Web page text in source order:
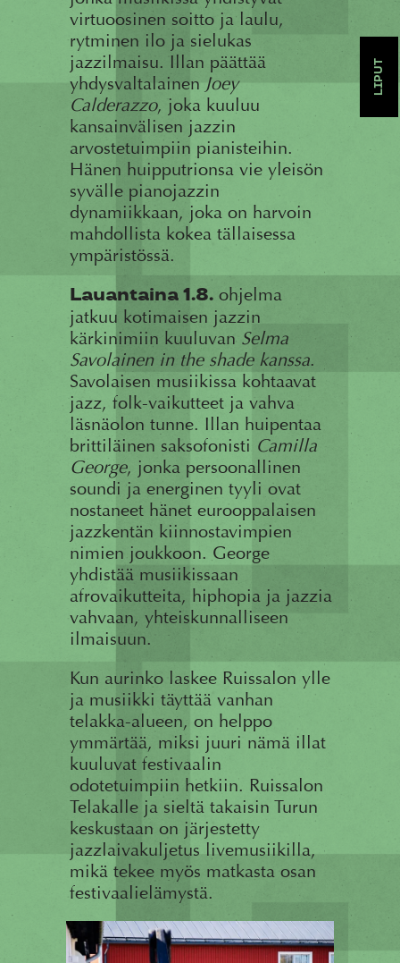
LIPUT
virtuoosinen soitto ja laulu,
rytminen ilo ja sielukas
jazzilmaisu. Illan päättää
yhdysvaltalainenJoey
Calderazzo, joka kuuluu
kansainvälisen jazzin
arvostetuimpiin pianisteihin.
Hänen huipputrionsa vie yleisön
syvälle pianojazzin
dynamiikkaan, joka on harvoin
mahdollista kokea tällaisessa
ympäristössä.
Lauantaina 1.8.ohjelma
jatkuu kotimaisen jazzin
kärkinimiin kuuluvan Selma
Savolainen in the shade kanssa.
Savolaisen musiikissa kohtaavat
jazz, folk-vaikutteet ja vahva
läsnäolon tunne. Illan huipentaa
brittiläinen saksofonisti Camilla
George, jonka persoonallinen
soundi ja energinen tyyli ovat
nostaneet hänet eurooppalaisen
jazzkentän kiinnostavimpien
nimien joukkoon. George
yhdistää musiikissaan
afrovaikutteita, hiphopia ja jazzia
vahvaan, yhteiskunnalliseen
ilmaisuun.
Kun aurinko laskee Ruissalon ylle
ja musiikki täyttää vanhan
telakka-alueen, on helppo
ymmärtää, miksi juuri nämä illat
kuuluvat festivaalin
odotetuimpiin hetkiin. Ruissalon
Telakalle ja sieltä takaisin Turun
keskustaan on järjestetty
jazzlaivakuljetus livemusiikilla,
mikä tekee myös matkasta osan
festivaalielämystä.